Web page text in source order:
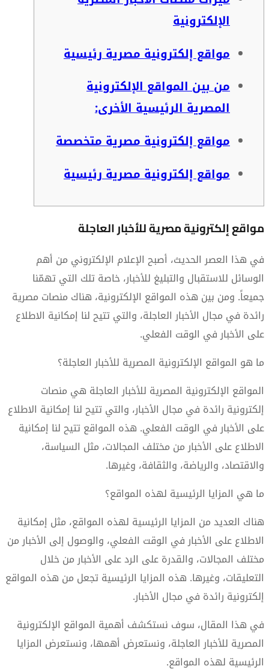
الإلكترونية
مواقع إلكترونية مصرية رئيسية
من بين المواقع الإلكترونية
المصرية الرئيسية الأخرى:
مواقع إلكترونية مصرية متخصصة
مواقع إلكترونية مصرية رئيسية
مواقع إلكترونية مصرية للأخبار العاجلة
في هذا العصر الحديث، أصبح الإعلام الإلكتروني من أهم
الوسائل للاستقبال والتبليغ للأخبار، خاصة تلك التي تهمّنا
جميعاً. ومن بين هذه المواقع الإلكترونية، هناك منصات مصرية
رائدة في مجال الأخبار العاجلة، والتي تتيح لنا إمكانية الاطلاع
على الأخبار في الوقت الفعلي.
ما هو المواقع الإلكترونية المصرية للأخبار العاجلة؟
المواقع الإلكترونية المصرية للأخبار العاجلة هي منصات
إلكترونية رائدة في مجال الأخبار، والتي تتيح لنا إمكانية الاطلاع
على الأخبار في الوقت الفعلي. هذه المواقع تتيح لنا إمكانية
الاطلاع على الأخبار من مختلف المجالات، مثل السياسة،
والاقتصاد، والرياضة، والثقافة، وغيرها.
ما هي المزايا الرئيسية لهذه المواقع؟
هناك العديد من المزايا الرئيسية لهذه المواقع، مثل إمكانية
الاطلاع على الأخبار في الوقت الفعلي، والوصول إلى الأخبار من
مختلف المجالات، والقدرة على الرد على الأخبار من خلال
التعليقات، وغيرها. هذه المزايا الرئيسية تجعل من هذه المواقع
إلكترونية رائدة في مجال الأخبار.
في هذا المقال، سوف نستكشف أهمية المواقع الإلكترونية
المصرية للأخبار العاجلة، ونستعرض أهمها، ونستعرض المزايا
الرئيسية لهذه المواقع.